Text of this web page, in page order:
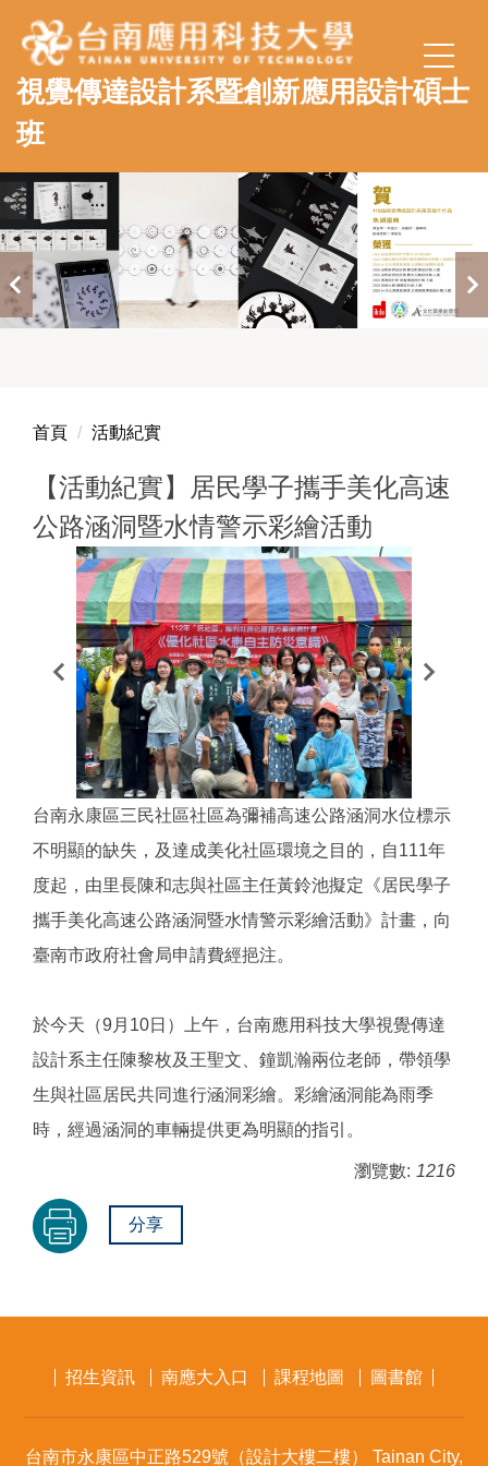
到
要
內
容
區
視覺傳達設計系暨創新應用設計碩士
班
首頁 活動紀實
【活動紀實】居民學子攜手美化高速
公路涵洞暨水情警示彩繪活動
台南永康區三民社區社區為彌補高速公路涵洞水位標示
不明顯的缺失，及達成美化社區環境之目的，自111年
度起，由里長陳和志與社區主任黃鈴池擬定《居民學子
攜手美化高速公路涵洞暨水情警示彩繪活動》計畫，向
臺南市政府社會局申請費經挹注。
於今天（9月10日）上午，台南應用科技大學視覺傳達
設計系主任陳黎枚及王聖文、鐘凱瀚兩位老師，帶領學
生與社區居民共同進行涵洞彩繪。彩繪涵洞能為雨季
時，經過涵洞的車輛提供更為明顯的指引。
瀏覽數: 1216
分享
招生資訊 南應大入口 課程地圖 圖書館
台南市永康區中正路529號（設計大樓二樓） Tainan City,